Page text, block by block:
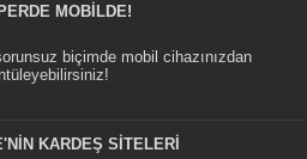
MOBILDE!
biçimde mobil cihazınızdan
KARDEŞ SİTELERİ